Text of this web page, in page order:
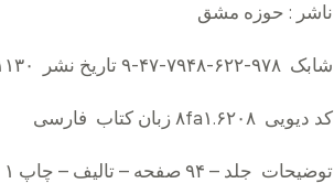
ناشر : حوزه مشق
شابک ۹۷۸-۶۲۲-۷۹۴۸-۴۷-۹ تاریخ نشر ۱۴۰۰۱۱۳۰
کد دیویی ۸fa۱.۶۲۰۸ زبان کتاب فارسی
توضیحات جلد – ۹۴ صفحه – تالیف – چاپ ۱